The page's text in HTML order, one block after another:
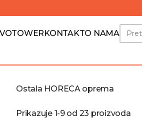
TOWERKONTAKTO NAMA Search
Ostala HORECA oprema
Prikazuje 1-9 od 23 proizvoda